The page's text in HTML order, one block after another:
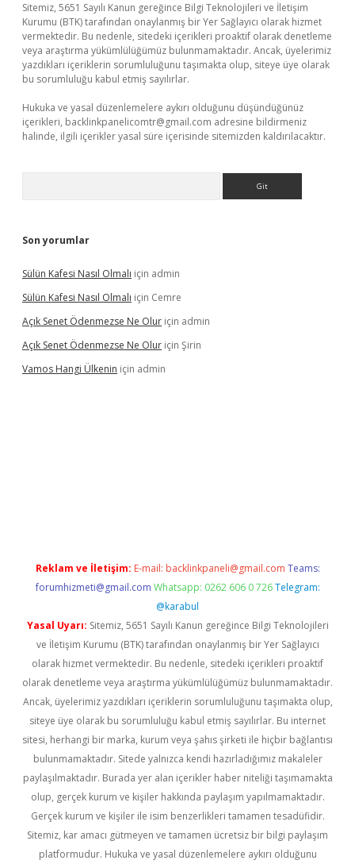
Sitemiz, 5651 Sayılı Kanun gereğince Bilgi Teknolojileri ve İletişim
Kurumu (BTK) tarafından onaylanmış bir Yer Sağlayıcı olarak hizmet
vermektedir. Bu nedenle, sitedeki içerikleri proaktif olarak denetleme
veya araştırma yükümlülüğümüz bulunmamaktadır. Ancak, üyelerimiz
yazdıkları içeriklerin sorumluluğunu taşımakta olup, siteye üye olarak
bu sorumluluğu kabul etmiş sayılırlar.
Hukuka ve yasal düzenlemelere aykırı olduğunu düşündüğünüz
içerikleri, backlinkpanelicomtr@gmail.com adresine bildirmeniz
halinde, ilgili içerikler yasal süre içerisinde sitemizden kaldırılacaktır.
Son yorumlar
Sülün Kafesi Nasıl Olmalı için admin
Sülün Kafesi Nasıl Olmalı için Cemre
Açık Senet Ödenmezse Ne Olur için admin
Açık Senet Ödenmezse Ne Olur için Şirin
Vamos Hangi Ülkenin için admin
Reklam ve İletişim: E-mail: backlinkpaneli@gmail.com Teams:
forumhizmeti@gmail.com Whatsapp: 0262 606 0 726 Telegram:
@karabul
Yasal Uyarı: Sitemiz, 5651 Sayılı Kanun gereğince Bilgi Teknolojileri
ve İletişim Kurumu (BTK) tarafından onaylanmış bir Yer Sağlayıcı
olarak hizmet vermektedir. Bu nedenle, sitedeki içerikleri proaktif
olarak denetleme veya araştırma yükümlülüğümüz bulunmamaktadır.
Ancak, üyelerimiz yazdıkları içeriklerin sorumluluğunu taşımakta olup,
siteye üye olarak bu sorumluluğu kabul etmiş sayılırlar. Bu internet
sitesi, herhangi bir marka, kurum veya şahıs şirketi ile hiçbir bağlantısı
bulunmamaktadır. Sitede yalnızca kendi hazırladığımız makaleler
paylaşılmaktadır. Burada yer alan içerikler haber niteliği taşımamakta
olup, gerçek kurum ve kişiler hakkında paylaşım yapılmamaktadır.
Gerçek kurum ve kişiler ile isim benzerlikleri tamamen tesadüfidir.
Sitemiz, kar amacı gütmeyen ve tamamen ücretsiz bir bilgi paylaşım
platformudur. Hukuka ve yasal düzenlemelere aykırı olduğunu